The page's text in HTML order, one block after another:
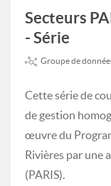
Secteurs
- Série
Groupe de
Cette série de
de gestion
œuvre du
Rivières par une
(PARIS).